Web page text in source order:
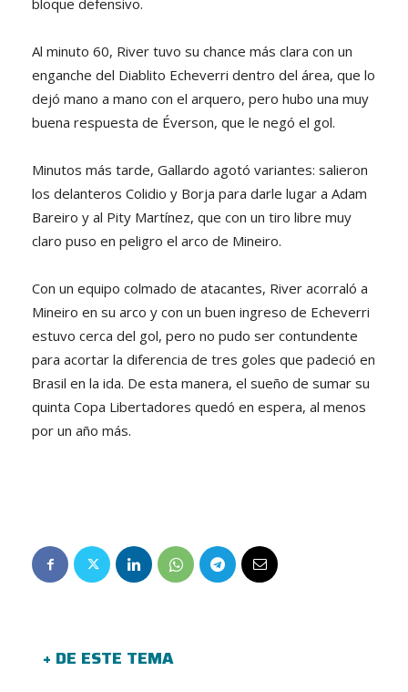
Al minuto 60, River tuvo su chance más clara con un
enganche del Diablito Echeverri dentro del área, que lo
dejó mano a mano con el arquero, pero hubo una muy
buena respuesta de Éverson, que le negó el gol.
Minutos más tarde, Gallardo agotó variantes: salieron
los delanteros Colidio y Borja para darle lugar a Adam
Bareiro y al Pity Martínez, que con un tiro libre muy
claro puso en peligro el arco de Mineiro.
Con un equipo colmado de atacantes, River acorraló a
Mineiro en su arco y con un buen ingreso de Echeverri
estuvo cerca del gol, pero no pudo ser contundente
para acortar la diferencia de tres goles que padeció en
Brasil en la ida. De esta manera, el sueño de sumar su
quinta Copa Libertadores quedó en espera, al menos
por un año más.
+ DE ESTE TEMA